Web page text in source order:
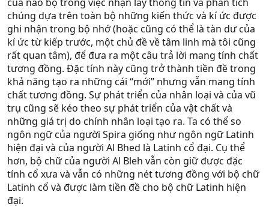
chúng dựa trên toàn bộ những kiến thức và kí ức được
ghi nhận trong bộ nhớ (hoặc cũng có thể là tàn dư của
kí ức từ kiếp trước, một chủ đề về tâm linh mà tôi cũng
rất quan tâm), để đưa ra một câu trả lời mang tính chất
tương đồng. Đặc tính này cũng trở thành tiền đề trong
khả năng tạo ra những cái “mới” nhưng vẫn mang tính
chất tương đồng. Sự phát triển của nhân loại và của vũ
trụ cũng sẽ kéo theo sự phát triển của vật chất và
những giá trị do chính nhân loại tạo ra. Ta có thể so
ngôn ngữ của người Spira giống như ngôn ngữ Latinh
hiện đại và của người Al Bhed là Latinh cổ đại. Cụ thể
hơn, bộ chữ của người Al Bleh vẫn còn giữ được đặc
tính cổ xưa và vẫn có những nét tương đồng với bộ chữ
Latinh cổ và được làm tiền đề cho bộ chữ Latinh hiện
đại.